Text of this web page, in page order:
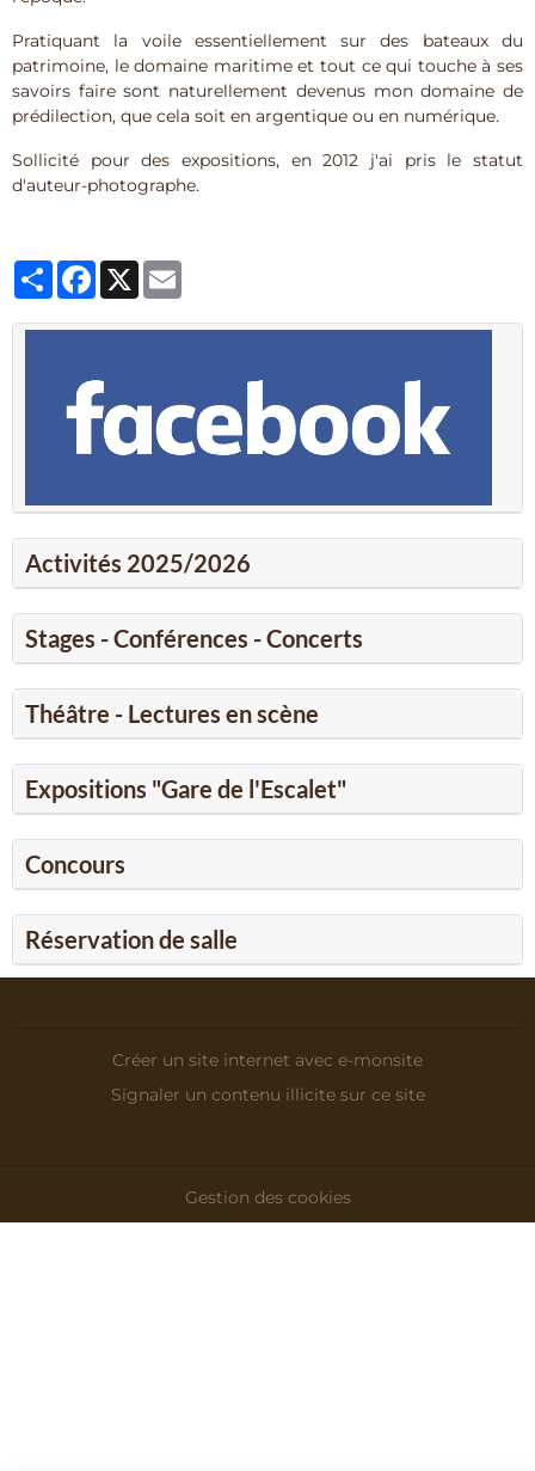
Pratiquant la voile essentiellement sur des bateaux du
patrimoine, le domaine maritime et tout ce qui touche à ses
savoirs faire sont naturellement devenus mon domaine de
prédilection, que cela soit en argentique ou en numérique.
Sollicité pour des expositions, en 2012 j'ai pris le statut
d'auteur-photographe.
PartagerFacebook
X
Activités 2025/2026
Stages - Conférences - Concerts
Théâtre - Lectures en scène
Expositions "Gare de l'Escalet"
Concours
Réservation de salle
Créer un site internet avec e-monsite
Signaler un contenu illicite sur ce site
Gestion des cookies